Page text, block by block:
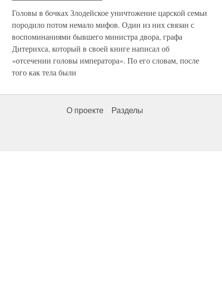
Головы в бочках Злодейское уничтожение царской семьи
породило потом немало мифов. Один из них связан с
воспоминаниями бывшего министра двора, графа
Дитерихса, который в своей книге написал об
«отсечении головы императора». По его словам, после
того как тела были
О проекте Разделы